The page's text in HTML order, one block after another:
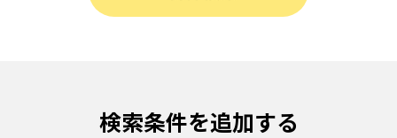
検索条件を追加する